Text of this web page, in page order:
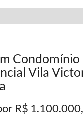
Condomínio
Vila
R$